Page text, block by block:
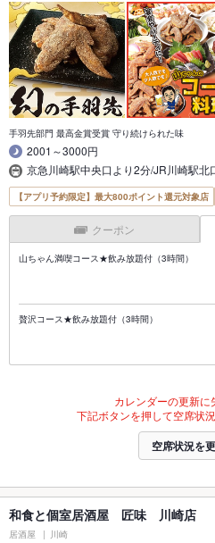
手羽先部門 最高金賞受賞 守り続けられた味
2001～3000円
京急川崎駅中央口より2分/JR川崎駅北
【アプリ予約限定】最大800ポイント還元対象店
クーポン
山ちゃん満喫コース★飲み放題付（3時間）
贅沢コース★飲み放題付（3時間）
カレンダーの更新に
下記ボタンを押して空席状
空席状況を
和食と個室居酒屋 匠味 川崎店
居酒屋 川崎